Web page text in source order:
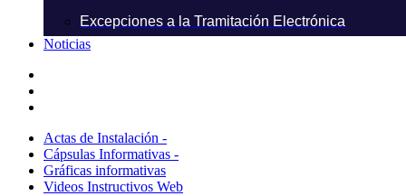
Excepciones a la Tramitación Electrónica
Noticias
Actas de Instalación -
Cápsulas Informativas -
Gráficas informativas
Videos Instructivos Web